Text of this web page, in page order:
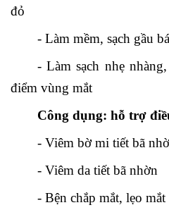
đỏ
- Làm mềm, sạch gầu
- Làm sạch nhẹ
điểm vùng mắt
Công dụng: hỗ trợ
- Viêm bờ mi tiết bã
- Viêm da tiết bã nhờn
- Bện chắp mắt, lẹo mắt